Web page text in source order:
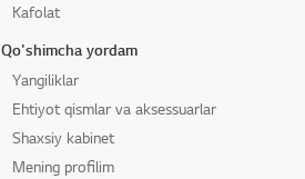
Kafolat
Qo'shimcha yordam
Yangiliklar
Ehtiyot qismlar va aksessuarlar
Shaxsiy kabinet
Mening profilim